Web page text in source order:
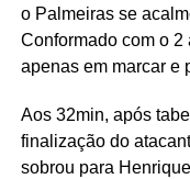
o Palmeiras se
Conformado com o 2
apenas em marcar e
Aos 32min, após
finalização do
sobrou para